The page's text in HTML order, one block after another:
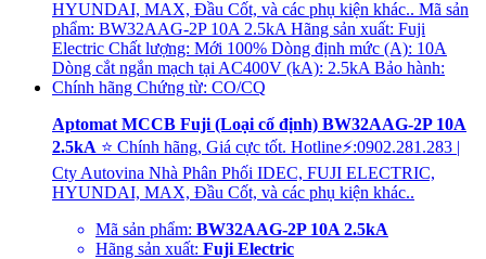
Aptomat MCCB Fuji (Loại cố định) BW32AAG-2P 10A
2.5kA ⭐ Chính hãng, Giá cực tốt. Hotline⚡:0902.281.283 |
Cty Autovina Nhà Phân Phối IDEC, FUJI ELECTRIC,
HYUNDAI, MAX, Đầu Cốt, và các phụ kiện khác..
Mã sản phẩm: BW32AAG-2P 10A 2.5kA
Hãng sản xuất: Fuji Electric